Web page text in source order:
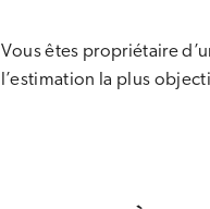
Vous êtes propriétaire
l’estimation la plus